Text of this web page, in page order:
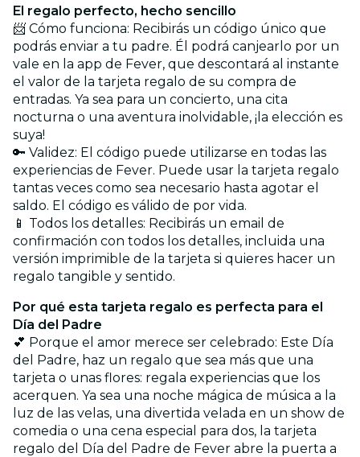
El regalo perfecto, hecho sencillo
📨 Cómo funciona: Recibirás un código único que
podrás enviar a tu padre. Él podrá canjearlo por un
vale en la app de Fever, que descontará al instante
el valor de la tarjeta regalo de su compra de
entradas. Ya sea para un concierto, una cita
nocturna o una aventura inolvidable, ¡la elección es
suya!
🔑 Validez: El código puede utilizarse en todas las
experiencias de Fever. Puede usar la tarjeta regalo
tantas veces como sea necesario hasta agotar el
saldo. El código es válido de por vida.
📱 Todos los detalles: Recibirás un email de
confirmación con todos los detalles, incluida una
versión imprimible de la tarjeta si quieres hacer un
regalo tangible y sentido.
Por qué esta tarjeta regalo es perfecta para el
Día del Padre
💕 Porque el amor merece ser celebrado: Este Día
del Padre, haz un regalo que sea más que una
tarjeta o unas flores: regala experiencias que los
acerquen. Ya sea una noche mágica de música a la
luz de las velas, una divertida velada en un show de
comedia o una cena especial para dos, la tarjeta
regalo del Día del Padre de Fever abre la puerta a